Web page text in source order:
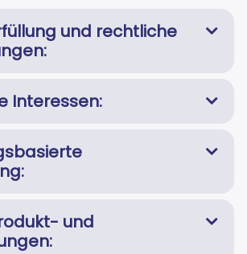
und rechtliche
Interessen:
und